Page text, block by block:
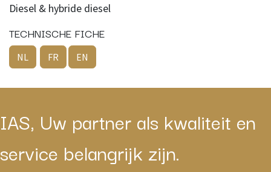
Diesel & hybride diesel
TECHNISCHE FICHE
NL FR EN
IAS, Uw partner als kwaliteit en
service belangrijk zijn.